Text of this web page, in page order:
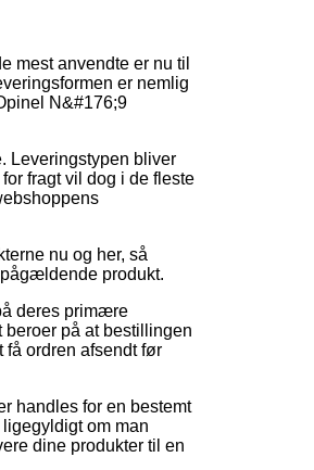
mest anvendte er nu til
er nemlig
N&#176;9
Leveringstypen bliver
fragt vil dog i de fleste
nu og her, så
produkt.
deres primære
på at bestillingen
ordren afsendt før
handles for en bestemt
om man
dine produkter til en